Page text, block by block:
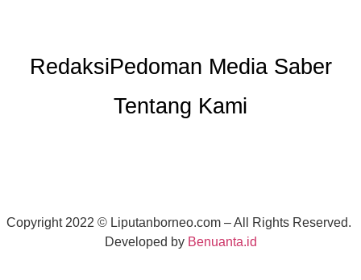
RedaksiPedoman Media Saber
Tentang Kami
Copyright 2022 © Liputanborneo.com – All Rights Reserved.
Developed by Benuanta.id